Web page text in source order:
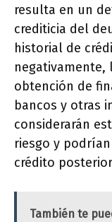
resulta en un
crediticia del
historial de
obtención de
bancos y otras
considerarán
riesgo y
crédito
También te